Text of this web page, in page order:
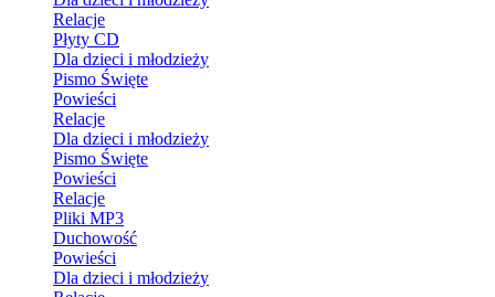
Relacje
Płyty CD
Dla dzieci i młodzieży
Pismo Święte
Powieści
Relacje
Dla dzieci i młodzieży
Pismo Święte
Powieści
Relacje
Pliki MP3
Duchowość
Powieści
Dla dzieci i młodzieży